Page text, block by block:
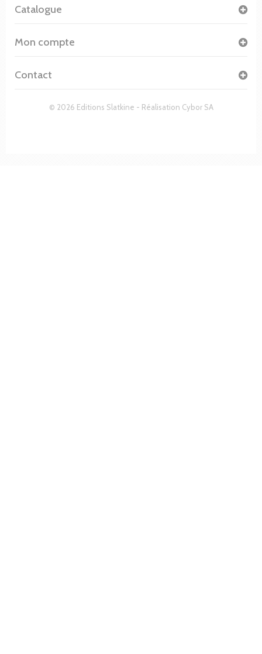
© 2026 Editions Slatkine - Réalisation Cybor SA
Catalogue
Mon compte
Contact